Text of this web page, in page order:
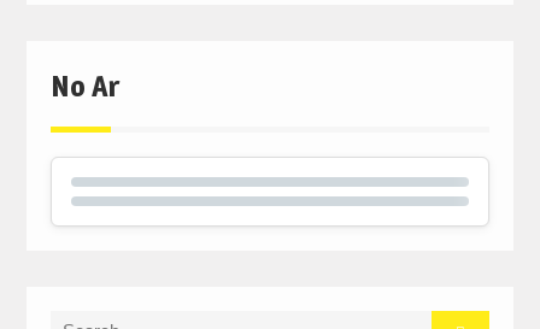
No Ar
Search